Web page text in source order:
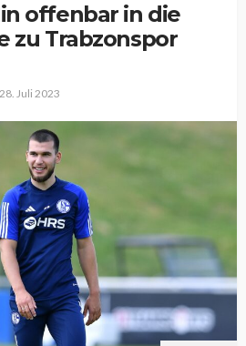
offenbar in die
zu Trabzonspor
28. Juli 2023